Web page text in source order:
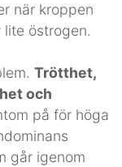
när kroppen
östrogen.
Trötthet,
och
på för höga
går igenom